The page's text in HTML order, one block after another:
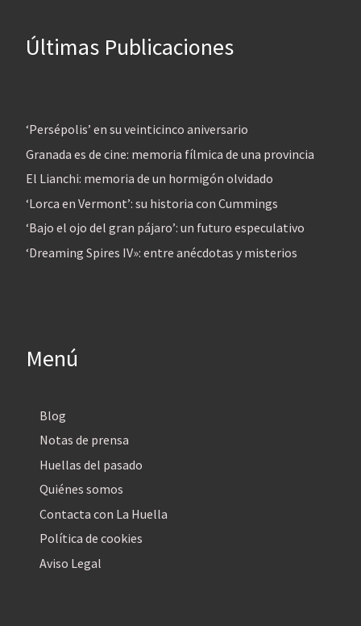
Últimas Publicaciones
‘Persépolis’ en su veinticinco aniversario
Granada es de cine: memoria fílmica de una provincia
El Lianchi: memoria de un hormigón olvidado
‘Lorca en Vermont’: su historia con Cummings
‘Bajo el ojo del gran pájaro’: un futuro especulativo
‘Dreaming Spires IV»: entre anécdotas y misterios
Menú
Blog
Notas de prensa
Huellas del pasado
Quiénes somos
Contacta con La Huella
Política de cookies
Aviso Legal